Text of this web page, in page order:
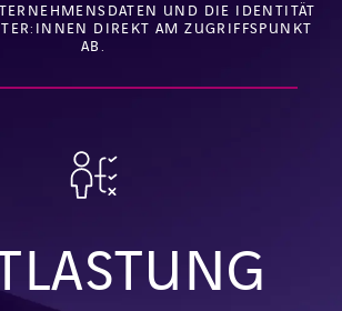
UND DIE IDENTITÄT
DIREKT AM ZUGRIFFSPUNKT
AB.